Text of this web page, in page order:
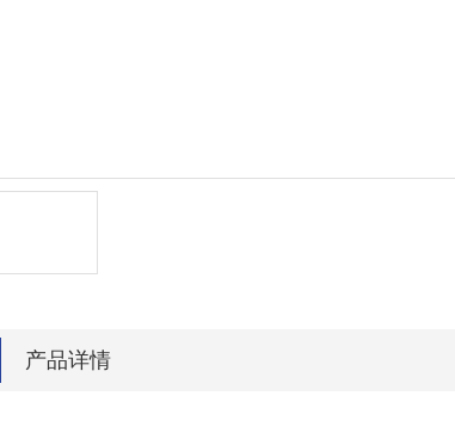
产品详情